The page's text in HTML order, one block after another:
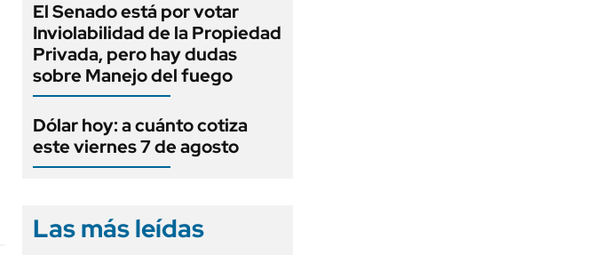
El Senado está por votar
Inviolabilidad de la Propiedad
Privada, pero hay dudas
sobre Manejo del fuego
Dólar hoy: a cuánto cotiza
este viernes 7 de agosto
Las más leídas